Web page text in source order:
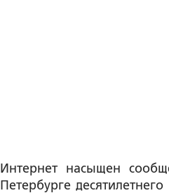
Интернет насыщен
Петербурге